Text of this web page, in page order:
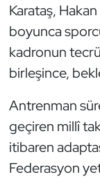
Karataş,
boyunca
kadronun
birleşince,
Antrenman
geçiren millî
itibaren
Federasyon
Muay Thai
Okçuluk
Özel